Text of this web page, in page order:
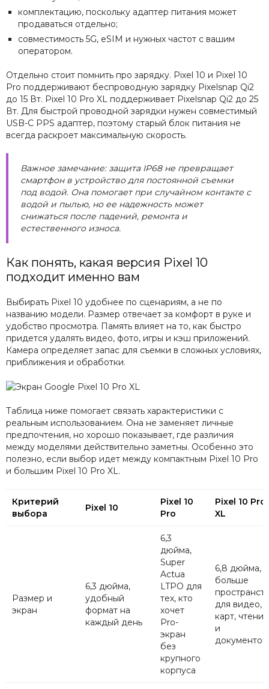
комплектацию, поскольку адаптер питания может
продаваться отдельно;
совместимость 5G, eSIM и нужных частот с вашим
оператором.
Отдельно стоит помнить про зарядку. Pixel 10 и Pixel 10
Pro поддерживают беспроводную зарядку Pixelsnap Qi2
до 15 Вт. Pixel 10 Pro XL поддерживает Pixelsnap Qi2 до 25
Вт. Для быстрой проводной зарядки нужен совместимый
USB-C PPS адаптер, поэтому старый блок питания не
всегда раскроет максимальную скорость.
Важное замечание: защита IP68 не превращает
смартфон в устройство для постоянной съемки
под водой. Она помогает при случайном контакте с
водой и пылью, но ее надежность может
снижаться после падений, ремонта и
естественного износа.
Как понять, какая версия Pixel 10
подходит именно вам
Выбирать Pixel 10 удобнее по сценариям, а не по
названию модели. Размер отвечает за комфорт в руке и
удобство просмотра. Память влияет на то, как быстро
придется удалять видео, фото, игры и кэш приложений.
Камера определяет запас для съемки в сложных условиях,
приближения и обработки.
Таблица ниже помогает связать характеристики с
реальным использованием. Она не заменяет личные
предпочтения, но хорошо показывает, где различия
между моделями действительно заметны. Особенно это
полезно, если выбор идет между компактным Pixel 10 Pro
и большим Pixel 10 Pro XL.
Критерий
выбора
Pixel 10
Pixel 10
Pro
Pixel 10 Pro
XL
Размер и
экран
6,3 дюйма,
удобный
формат на
каждый день
6,3
дюйма,
Super
Actua
LTPO для
тех, кто
хочет
Pro-
экран
без
крупного
корпуса
6,8 дюйма,
больше
для видео,
карт, чтения
и
документов